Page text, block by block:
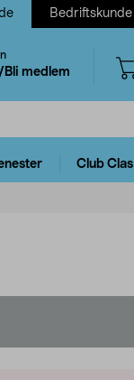
Bedriftskunde
Bli medlem
Club Clas